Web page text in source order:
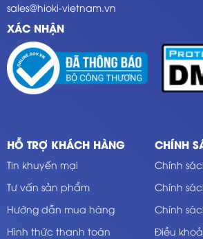
sales@hioki-vietnam.vn
XÁC NHẬN
HỖ TRỢ KHÁCH HÀNG
Tin khuyến mại
Tư vấn sản phẩm
Hướng dẫn mua hàng
Hình thức thanh toán
CHÍNH
Chính
Chính
Chính
Điều